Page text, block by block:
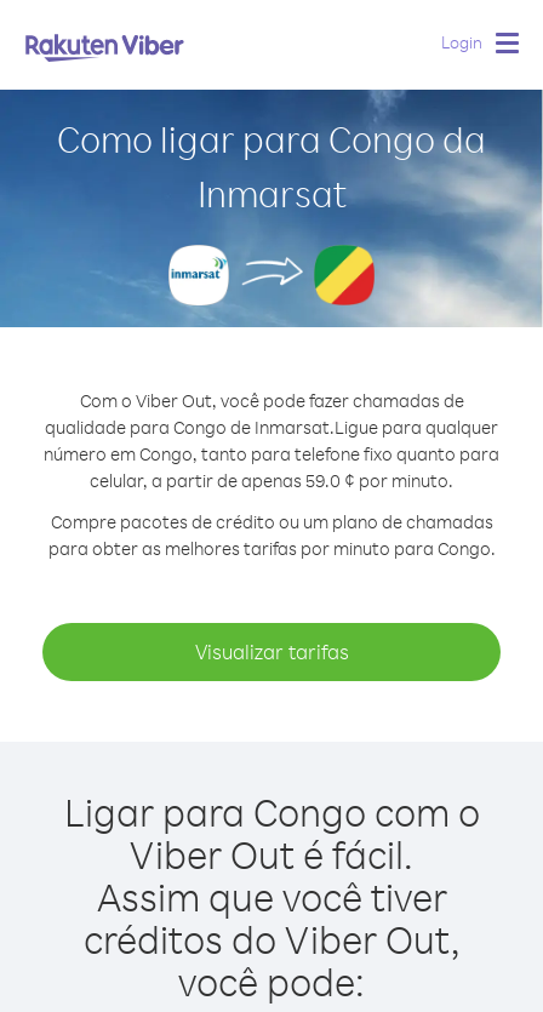
Login
Como ligar para Congo da
Inmarsat
Com o Viber Out, você pode fazer chamadas de
qualidade para Congo de Inmarsat.Ligue para qualquer
número em Congo, tanto para telefone fixo quanto para
celular, a partir de apenas 59.0 ¢ por minuto.
Compre pacotes de crédito ou um plano de chamadas
para obter as melhores tarifas por minuto para Congo.
Visualizar tarifas
Ligar para Congo com o
Viber Out é fácil.
Assim que você tiver
créditos do Viber Out,
você pode: